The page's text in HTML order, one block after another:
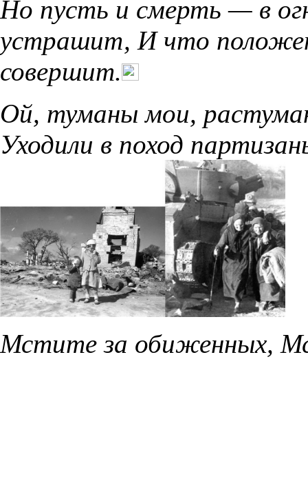
Но пусть и смерть — в
устрашит, И что
совершит.
Ой, туманы мои,
Уходили в поход
Мстите за обиженных,